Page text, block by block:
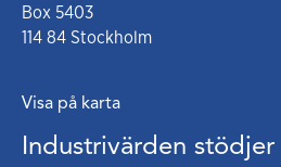
Box 5403
114 84 Stockholm
Visa på karta
Industrivärden stödjer